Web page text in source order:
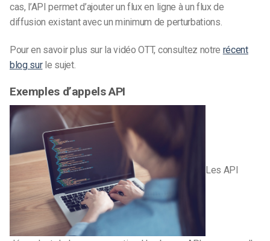
cas, l’API permet d’ajouter un flux en ligne à un flux de
diffusion existant avec un minimum de perturbations.
Pour en savoir plus sur la vidéo OTT, consultez notre récent
blog surle sujet.
Exemples d’appels API
Les API